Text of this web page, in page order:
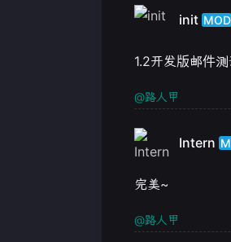
init MOD
1.2开发版邮件
@路人甲
Intern
完美~
@路人甲